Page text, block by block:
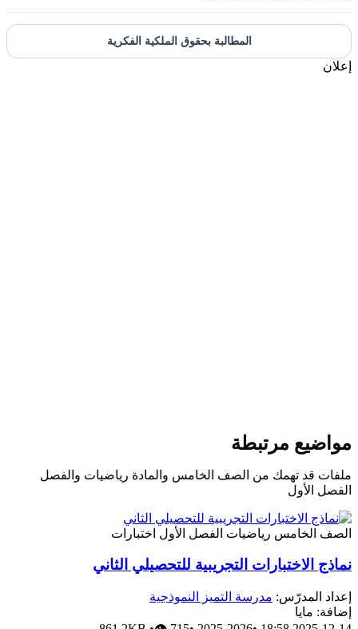
المطالبة بحقوق الملكية الفكرية
مرتبطة
قد تهمك من الصف الخامس والمادة رياضيات والفصل
الأول
الخامس رياضيات الفصل الأول اختبارات
الاختبارات التجريبية للتحصيلي الثاني
المدرّس: مدرسة التميز النموذجية
مايا